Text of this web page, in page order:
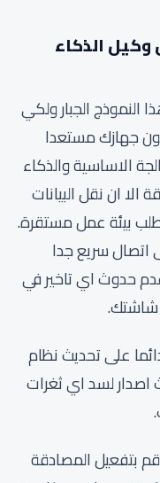
الذكاء
الجبار ولكي
جهازك مستعدا
الاساسية والذكاء
ان نقل البيانات
بيئة عمل مستقرة.
اتصال سريع جدا
حدوث اي تاخير في
شاشتك.
على تحديث نظام
اصدار لسد اي ثغرات
بتفعيل المصادقة